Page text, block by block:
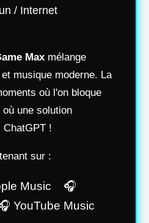
/ Internet
Max mélange
musique moderne. La
où l'on bloque
une solution
ChatGPT !
sur :
Music 🎧
YouTube Music